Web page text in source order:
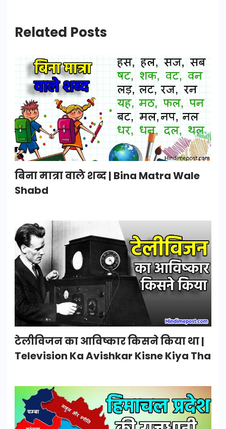
Related Posts
बिना मात्रा वाले शब्द | Bina Matra Wale
Shabd
टेलीविजन का आविष्कार किसने किया था |
Television Ka Avishkar Kisne Kiya Tha